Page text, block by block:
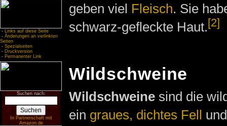
- Links auf diese Seite
- Änderungen an verlinkten
Seiten
- Spezialseiten
- Druckversion
- Permanenter Link
Suchen nach:
In Partnerschaft mit
Amazon.de
geben viel Fleisch. Sie
schwarz-gefleckte Haut.[2]
Wildschweine
Wildschweinesind die
ein graues, dichtes Fell